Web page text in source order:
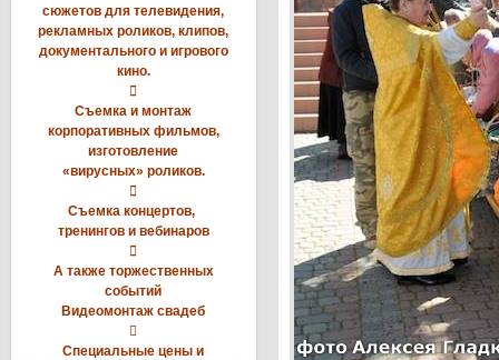
сюжетов для телевидения,
рекламных роликов, клипов,
документального и игрового
кино.

Съемка и монтаж
корпоративных фильмов,
изготовление
«вирусных» роликов.

Съемка концертов,
тренингов и вебинаров

А также торжественных
событий
Видеомонтаж свадеб

Специальные цены и